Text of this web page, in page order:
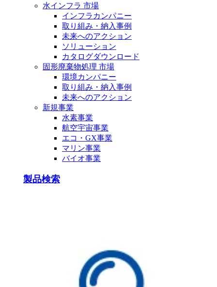
水インフラ 市場
インフラカンパニー
取り組み・納入事例
未来へのアクション
ソリューション
カタログダウンロード
固形廃棄物処理 市場
環境カンパニー
取り組み・納入事例
未来へのアクション
新規事業
水素事業
航空宇宙事業
エコ・GX事業
マリン事業
バイオ事業
製品検索